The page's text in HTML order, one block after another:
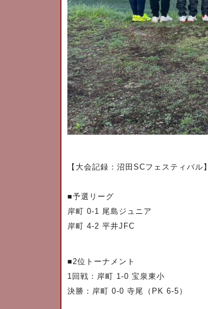
【大会記録：沼田 SCフェスティバル】
​■予選リーグ
岸町 0-1 尾島ジュニア
岸町 4-2 平井JFC
​■2位トーナメント
1 回戦：岸町 1-0 宝泉東小
決勝：岸町 0-0 寺尾（ PK 6-5 ）